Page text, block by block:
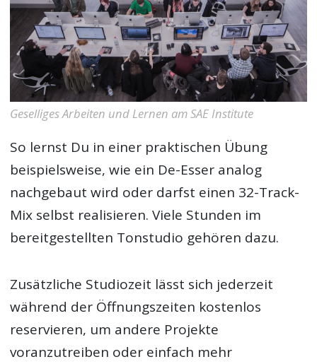
Geselliges Arbeiten und Lernen am SAE Institute
So lernst Du in einer praktischen Übung
beispielsweise, wie ein De-Esser analog
nachgebaut wird oder darfst einen 32-Track-
Mix selbst realisieren. Viele Stunden im
bereitgestellten Tonstudio gehören dazu.
Zusätzliche Studiozeit lässt sich jederzeit
während der Öffnungszeiten kostenlos
reservieren, um andere Projekte
voranzutreiben oder einfach mehr